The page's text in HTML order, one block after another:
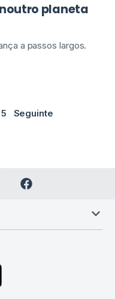
planeta
a passos largos.
5 Seguinte